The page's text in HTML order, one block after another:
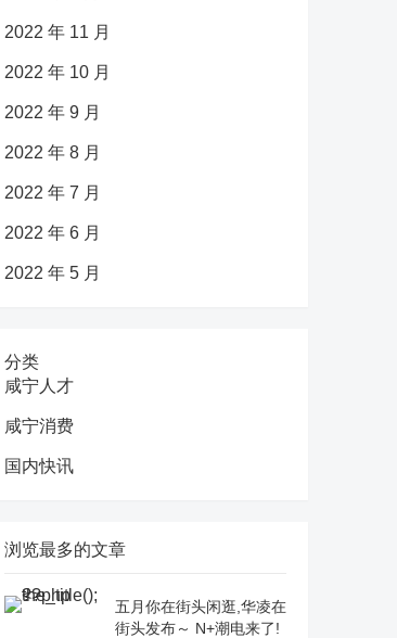
2022 年 11 月
2022 年 10 月
2022 年 9 月
2022 年 8 月
2022 年 7 月
2022 年 6 月
2022 年 5 月
分类
咸宁人才
咸宁消费
国内快讯
浏览最多的文章
五月你在街头闲逛,华凌在
街头发布～ N+潮电来了!